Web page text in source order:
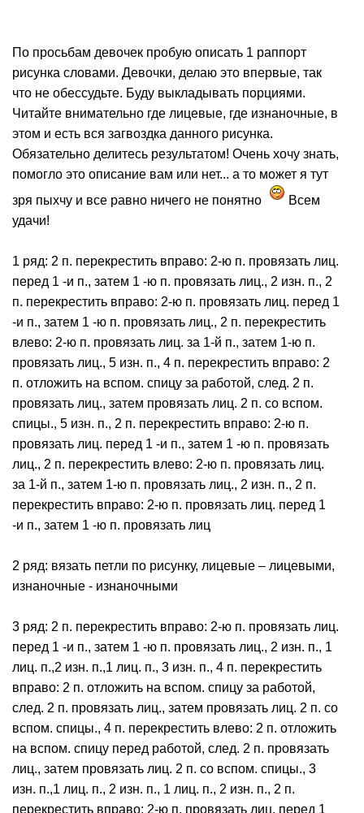
По просьбам девочек пробую описать 1 раппорт
рисунка словами. Девочки, делаю это впервые, так
что не обессудьте. Буду выкладывать порциями.
Читайте внимательно где лицевые, где изнаночные, в
этом и есть вся загвоздка данного рисунка.
Обязательно делитесь результатом! Очень хочу знать,
помогло это описание вам или нет... а то может я тут
зря пыхчу и все равно ничего не понятно
Всем
удачи!
1 ряд: 2 п. перекрестить вправо: 2-ю п. провязать лиц.
перед 1 -и п., затем 1 -ю п. провязать лиц., 2 изн. п., 2
п. перекрестить вправо: 2-ю п. провязать лиц. перед 1
-и п., затем 1 -ю п. провязать лиц., 2 п. перекрестить
влево: 2-ю п. провязать лиц. за 1-й п., затем 1-ю п.
провязать лиц., 5 изн. п., 4 п. перекрестить вправо: 2
п. отложить на вспом. спицу за работой, след. 2 п.
провязать лиц., затем провязать лиц. 2 п. со вспом.
спицы., 5 изн. п., 2 п. перекрестить вправо: 2-ю п.
провязать лиц. перед 1 -и п., затем 1 -ю п. провязать
лиц., 2 п. перекрестить влево: 2-ю п. провязать лиц.
за 1-й п., затем 1-ю п. провязать лиц., 2 изн. п., 2 п.
перекрестить вправо: 2-ю п. провязать лиц. перед 1
-и п., затем 1 -ю п. провязать лиц
2 ряд: вязать петли по рисунку, лицевые – лицевыми,
изнаночные - изнаночными
3 ряд: 2 п. перекрестить вправо: 2-ю п. провязать лиц.
перед 1 -и п., затем 1 -ю п. провязать лиц., 2 изн. п., 1
лиц. п.,2 изн. п.,1 лиц. п., 3 изн. п., 4 п. перекрестить
вправо: 2 п. отложить на вспом. спицу за работой,
след. 2 п. провязать лиц., затем провязать лиц. 2 п. со
вспом. спицы., 4 п. перекрестить влево: 2 п. отложить
на вспом. спицу перед работой, след. 2 п. провязать
лиц., затем провязать лиц. 2 п. со вспом. спицы., 3
изн. п.,1 лиц. п., 2 изн. п., 1 лиц. п., 2 изн. п., 2 п.
перекрестить вправо: 2-ю п. провязать лиц. перед 1